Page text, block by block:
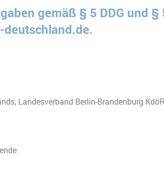
gemäß § 5 DDG und
Landesverband Berlin-Brandenburg KdöR